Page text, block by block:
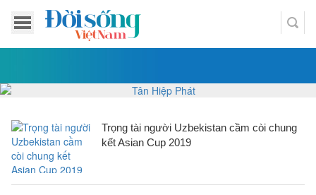
Trọng tài người Uzbekistan cầm còi chung
kết Asian Cup 2019